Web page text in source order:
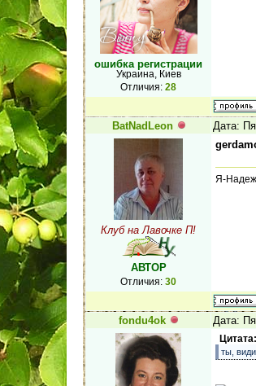
ошибка регистрации
Украина, Киев
Отличия: 28
BatNadLeon Дата:
Клуб на Лавочке П!
АВТОР
Отличия: 30
Я-
fondu4ok Дата:
Цитата:
ты,